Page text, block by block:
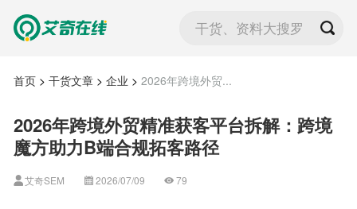
干货、资料大搜罗
首页> 干货文章> 企业 > 2026年跨境外贸...
2026年跨境外贸精准获客平台拆解：跨境
魔方助力B端合规拓客路径
艾奇SEM 2026/07/09 79